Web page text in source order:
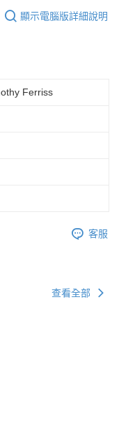
顯示電腦版詳細說明
Ferriss
客服
查看全部